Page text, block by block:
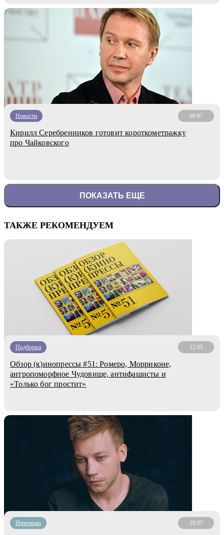
Новости 09.07
Кирилл Серебренников готовит короткометражку
про Чайковского
ПОКАЗАТЬ ЕЩЕ
ТАКЖЕ РЕКОМЕНДУЕМ
Подборки 12.05
Обзор (к)инопрессы #51: Ромеро, Морриконе,
антропоморфное Чудовище, антифашисты и
«Только бог простит»
Интервью 29.07